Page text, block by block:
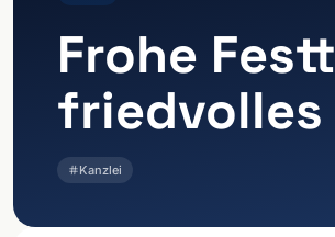
Frohe
friedvolles
Kanzlei